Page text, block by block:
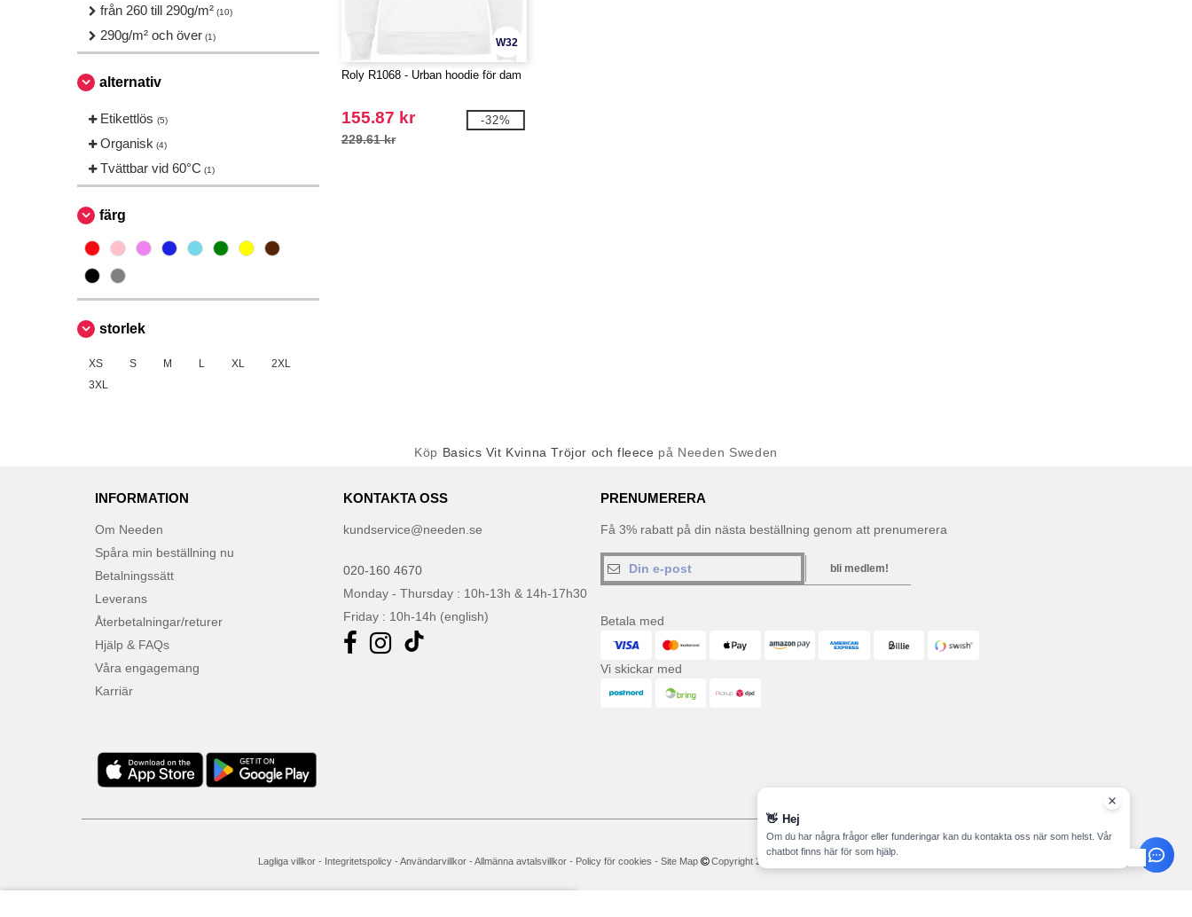
från 260 till 290g/m² (10)
290g/m² och över (1)
alternativ
Etikettlös (5)
Organisk (4)
Tvättbar vid 60°C (1)
färg
storlek
XS S M L XL
2XL
3XL
W32
Roly R1068 - Urban hoodie för dam
155.87 kr
229.61 kr
-32%
Köp Basics Vit Kvinna Tröjor och fleece på Needen Sweden
INFORMATION
Om Needen
Spåra min beställning nu
Betalningssätt
Leverans
Återbetalningar/returer
Hjälp & FAQs
Våra engagemang
Karriär
KONTAKTA OSS
kundservice@needen.se
020-160 4670
Monday - Thursday : 10h-13h & 14h-17h30
Friday : 10h-14h (english)
PRENUMERERA
Få 3% rabatt på din nästa beställning genom att prenumerera
bli medlem!
Betala med
Vi skickar med
Lagliga villkor- Integritetspolicy- Användarvillkor- Allmänna avtalsvillkor- Policy för cookies - Site Map Copyright 2026 needen.se - Alla rättigheter förbehållna
👋 Hej
Om du har några frågor eller funderingar kan du kontakta oss när som helst. Vår
chatbot finns här för som hjälp.